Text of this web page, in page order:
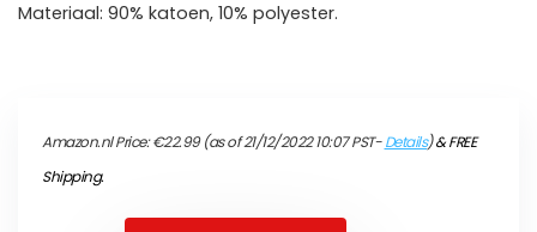
Materiaal: 90% katoen, 10% polyester.
Amazon.nl Price:€22.99(as of 21/12/2022 10:07 PST-Details)&FREE
Shipping.